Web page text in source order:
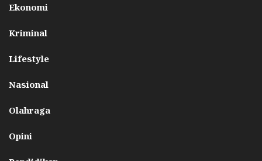
Ekonomi
Kriminal
Lifestyle
Nasional
Olahraga
Opini